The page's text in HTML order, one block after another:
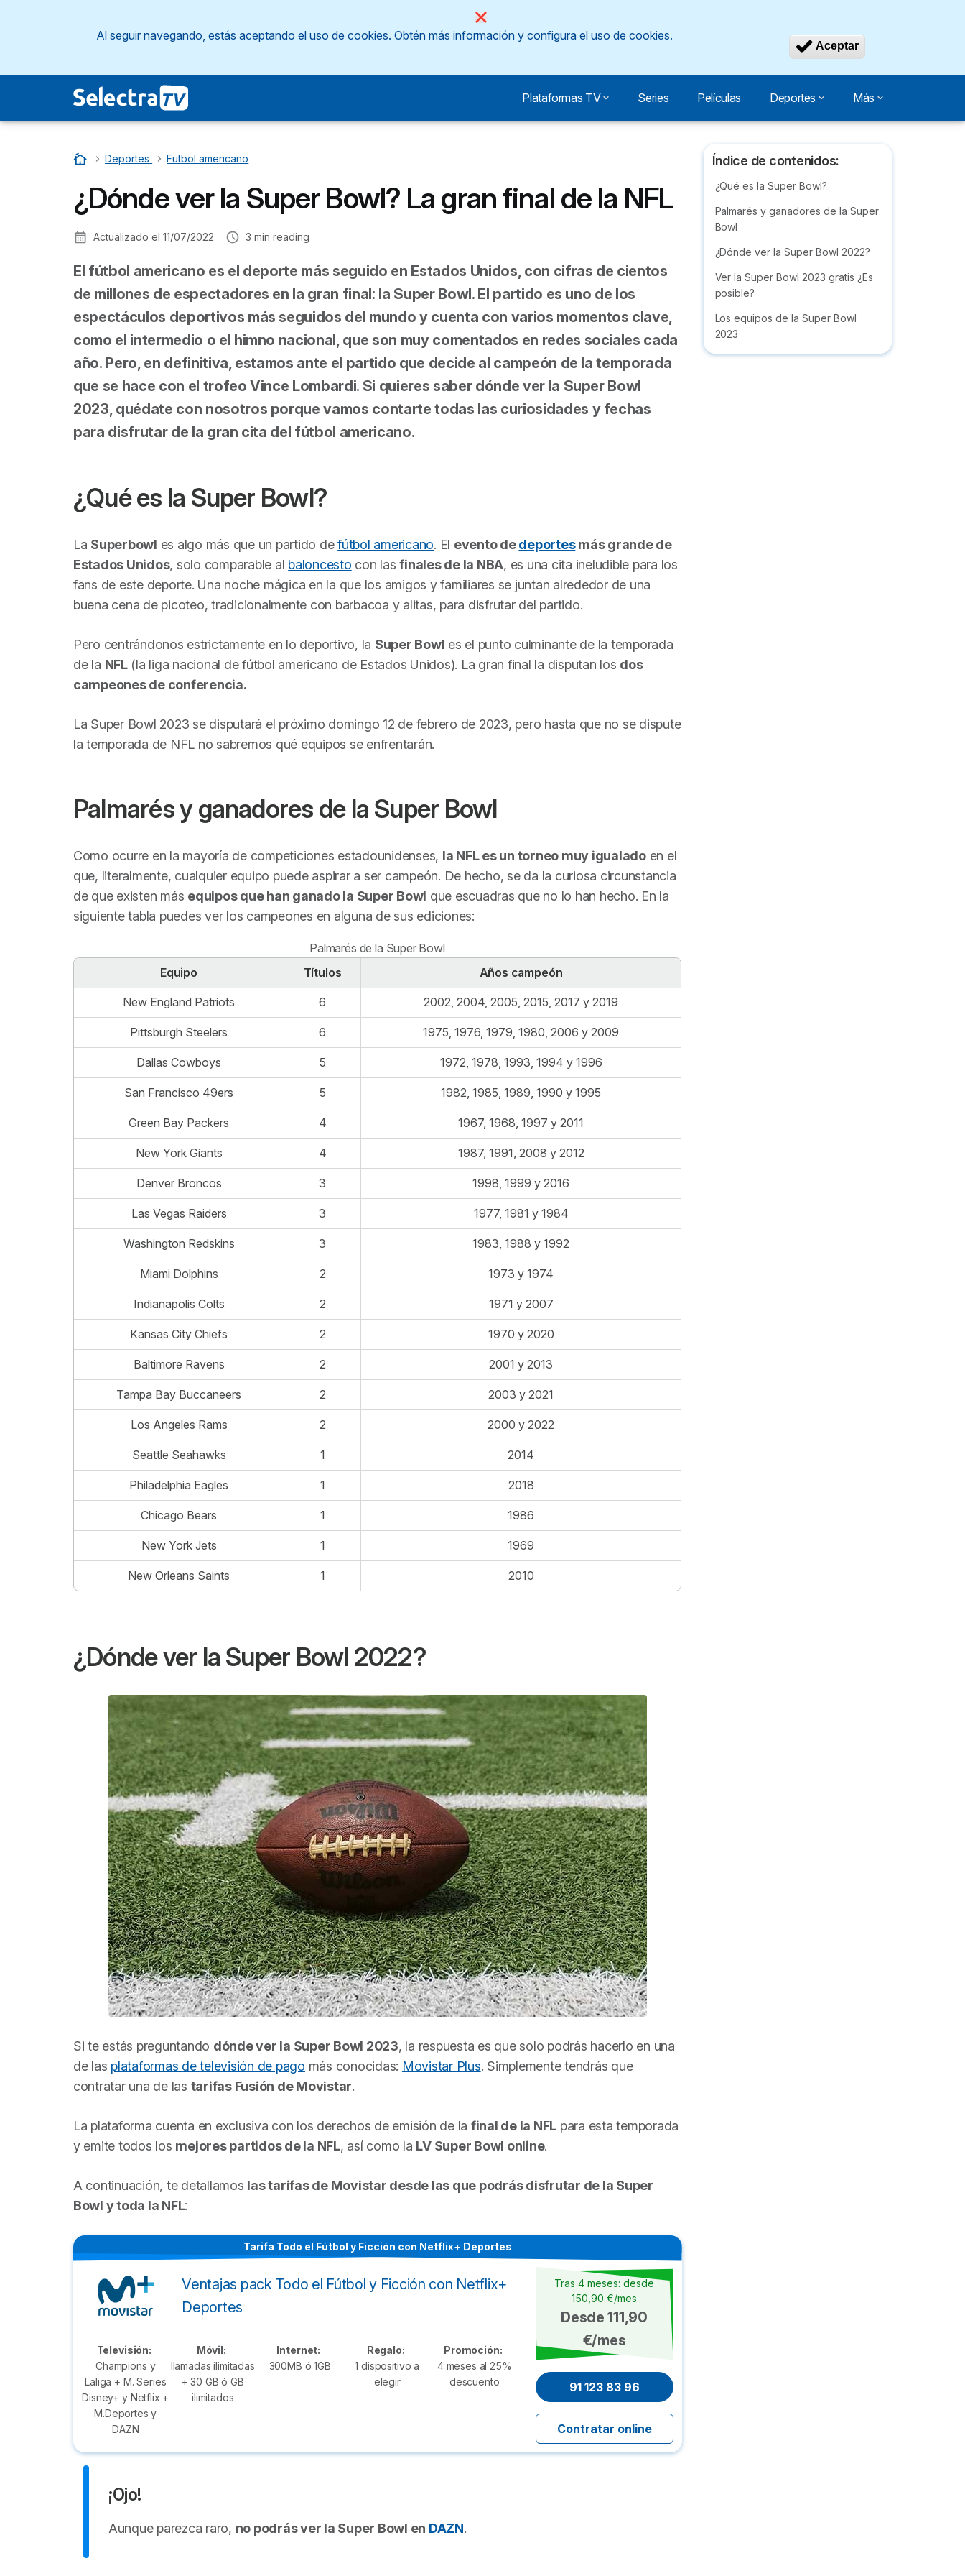
Al seguir navegando, estás aceptando el uso de cookies.Obtén más información y configura el uso de cookies.
Aceptar
Plataformas TV Series Películas Deportes Más
Inicio
…
Deportes …
Futbol americano
¿Dónde ver la Super Bowl? La gran final de la NFL
Actualizado el 11/07/2022 3 min reading
El fútbol americano es el deporte más seguido en Estados Unidos, con cifras de cientos
de millones de espectadores en la gran final: la Super Bowl. El partido es uno de los
espectáculos deportivos más seguidos del mundo y cuenta con varios momentos clave,
como el intermedio o el himno nacional, que son muy comentados en redes sociales cada
año. Pero, en definitiva, estamos ante el partido que decide al campeón de la temporada
que se hace con el trofeo Vince Lombardi. Si quieres saber dónde ver la Super Bowl
2023, quédate con nosotros porque vamos contarte todas las curiosidades y fechas
para disfrutar de la gran cita del fútbol americano.
¿Qué es la Super Bowl?
La Superbowl es algo más que un partido defútbol americano. El evento dedeportesmás grande de
Estados Unidos, solo comparable al baloncesto con lasfinales de la NBA, es una cita ineludible para los
fans de este deporte. Una noche mágica en la que los amigos y familiares se juntan alrededor de una
buena cena de picoteo, tradicionalmente con barbacoa y alitas, para disfrutar del partido.
Pero centrándonos estrictamente en lo deportivo, la Super Bowl es el punto culminante de la temporada
de la NFL(la liga nacional de fútbol americano de Estados Unidos). La gran final la disputan los dos
campeones de conferencia.
La Super Bowl 2023 se disputará el próximo domingo 12 de febrero de 2023, pero hasta que no se dispute
la temporada de NFL no sabremos qué equipos se enfrentarán.
Palmarés y ganadores de la Super Bowl
Como ocurre en la mayoría de competiciones estadounidenses, la NFL es un torneo muy igualadoen el
que, literalmente, cualquier equipo puede aspirar a ser campeón. De hecho, se da la curiosa circunstancia
de que existen más equipos que han ganado la Super Bowl que escuadras que no lo han hecho. En la
siguiente tabla puedes ver los campeones en alguna de sus ediciones:
Palmarés de la Super Bowl
Equipo
Títulos Años campeón
New England Patriots 6 2002, 2004, 2005, 2015, 2017 y 2019
Pittsburgh Steelers 6 1975, 1976, 1979, 1980, 2006 y 2009
Dallas Cowboys 5 1972, 1978, 1993, 1994 y 1996
San Francisco 49ers 5 1982, 1985, 1989, 1990 y 1995
Green Bay Packers 4 1967, 1968, 1997 y 2011
New York Giants 4 1987, 1991, 2008 y 2012
Denver Broncos 3 1998, 1999 y 2016
Las Vegas Raiders 3 1977, 1981 y 1984
Washington Redskins 3 1983, 1988 y 1992
Miami Dolphins 2 1973 y 1974
Indianapolis Colts 2 1971 y 2007
Kansas City Chiefs 2 1970 y 2020
Baltimore Ravens 2 2001 y 2013
Tampa Bay Buccaneers 2 2003 y 2021
Los Angeles Rams 2 2000 y 2022
Seattle Seahawks 1 2014
Philadelphia Eagles 1 2018
Chicago Bears 1 1986
New York Jets 1 1969
New Orleans Saints 1 2010
¿Dónde ver la Super Bowl 2022?
Si te estás preguntando dónde ver la Super Bowl 2023, la respuesta es que solo podrás hacerlo en una
de las plataformas de televisión de pago más conocidas: Movistar Plus. Simplemente tendrás que
contratar una de las tarifas Fusión de Movistar.
La plataforma cuenta en exclusiva con los derechos de emisión de la final de la NFL para esta temporada
y emite todos los mejores partidos de la NFL, así como la LV Super Bowl online.
A continuación, te detallamos las tarifas de Movistar desde las que podrás disfrutar de la Super
Bowl y toda la NFL:
Tarifa Todo el Fútbol y Ficción con Netflix+ Deportes
Ventajas pack Todo el Fútbol y Ficción con Netflix+
Deportes
Televisión:
Champions y
Laliga + M. Series
Disney+ y Netflix +
M.Deportes y
DAZN
Móvil:
llamadas ilimitadas
+ 30 GB ó GB
ilimitados
Internet:
300MB ó 1GB
Regalo:
1 dispositivo a
elegir
Promoción:
4 meses al 25%
descuento
Tras 4 meses: desde
150,90 €/mes
Desde 111,90
€/mes
91 123 83 96
Contratar online
¡Ojo!
Aunque parezca raro, no podrás ver la Super Bowl en DAZN.
Índice de contenidos:
¿Qué es la Super Bowl?
Palmarés y ganadores de la Super
Bowl
¿Dónde ver la Super Bowl 2022?
Ver la Super Bowl 2023 gratis ¿Es
posible?
Los equipos de la Super Bowl
2023